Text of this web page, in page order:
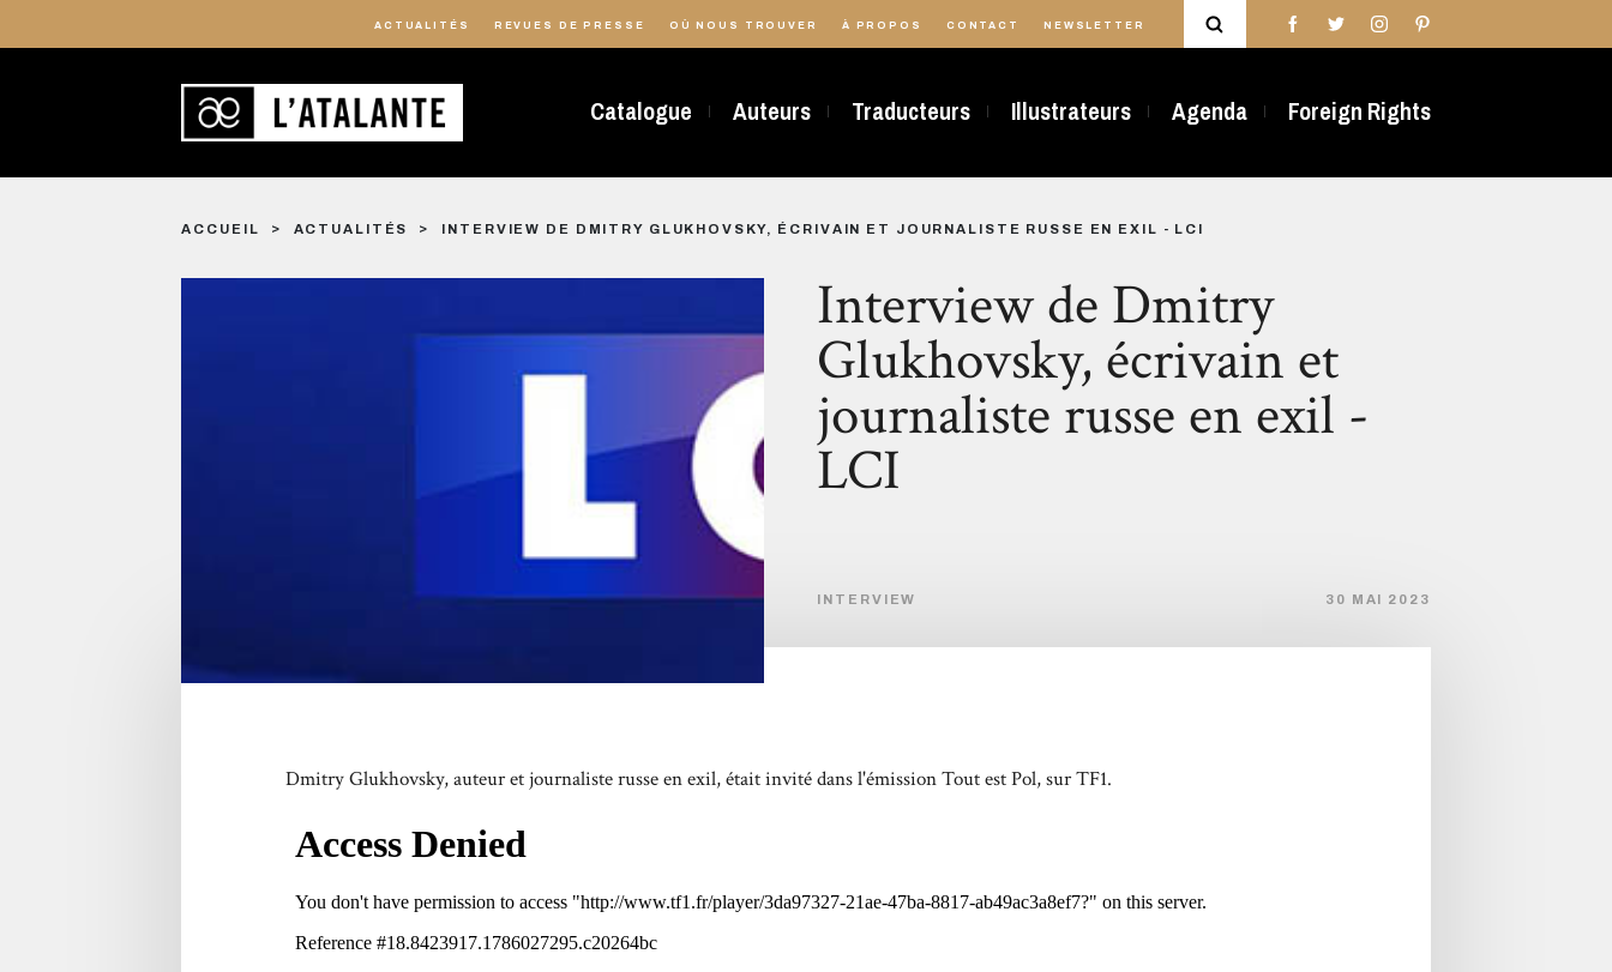
ACTUALITÉS REVUES DE PRESSE OÙ NOUS TROUVER À PROPOS CONTACT NEWSLETTER
Catalogue Auteurs Traducteurs Illustrateurs Agenda Foreign Rights
ACCUEIL ACTUALITÉS INTERVIEW DE DMITRY GLUKHOVSKY, ÉCRIVAIN ET JOURNALISTE RUSSE EN EXIL - LCI
Interview de Dmitry
Glukhovsky, écrivain et
journaliste russe en exil -
LCI
INTERVIEW 30 MAI 2023
Dmitry Glukhovsky, auteur et journaliste russe en exil, était invité dans l'émissionTout est Pol,sur TF1.